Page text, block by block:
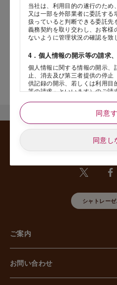
当社は、利用目的の遂行のため
又は一部を外部業者に委託する
扱っていると判断できる委託先
義務契約を取り交わし、お客様
ないように管理状況の確認を致
4．個人情報の開示等の請求
個人情報に関する情報の開示、
止、消去及び第三者提供の停止
供記録の開示、若しくは利用目
等の請求」といいます）のご請
認させていただいたうえで、特
な期間と範囲内で対応させてい
5. 個人情報の安全管理のた
当社は外的環境を把握した上
【組織的安全管理措置】
組織体制の整備、個人情報の取
等事案に対応する体制の整備、
管理措置の見直し等に関して、
期的な教育等を行っております
個人情報を取り扱う区域の管理
難等の防止、電子媒体等を持ち
止、個人情報の削除及び機器、
同意
同意し
店舗サービスに関するお問い合わ
舗名』を記載いただけますと幸い
シャトレー
ご案内
お問い合わせ
岳や末広がりを意味す
やつ時」という意味を込
。雄大な八ヶ岳山麓の自
れる、こだわりのスイー